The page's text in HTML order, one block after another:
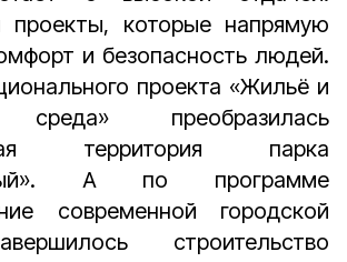
проекты, которые напрямую
и безопасность людей.
проекта «Жильё и
среда» преобразилась
территория парка
А по программе
современной городской
строительство